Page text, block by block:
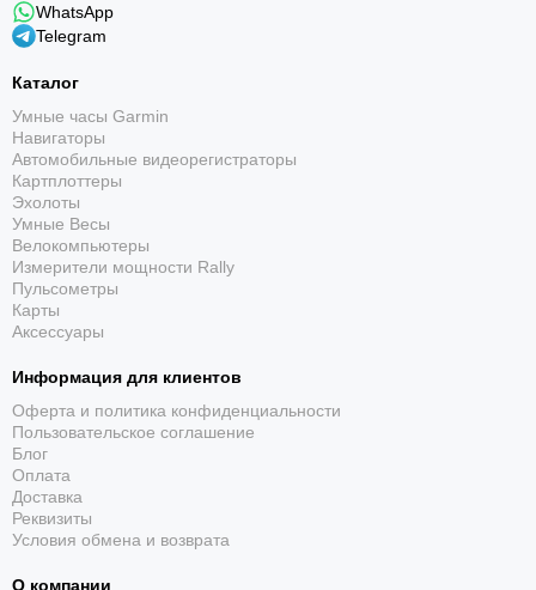
WhatsApp
Telegram
Каталог
Умные часы Garmin
Навигаторы
Автомобильные видеорегистраторы
Картплоттеры
Эхолоты
Умные Весы
Велокомпьютеры
Измерители мощности Rally
Пульсометры
Карты
Аксессуары
Информация для клиентов
Оферта и политика конфиденциальности
Пользовательское соглашение
Блог
Оплата
Доставка
Реквизиты
Условия обмена и возврата
О компании